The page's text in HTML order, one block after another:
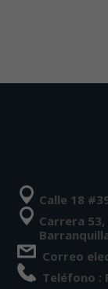
Calle 18
Carrera 53,
Correo
Teléfono :